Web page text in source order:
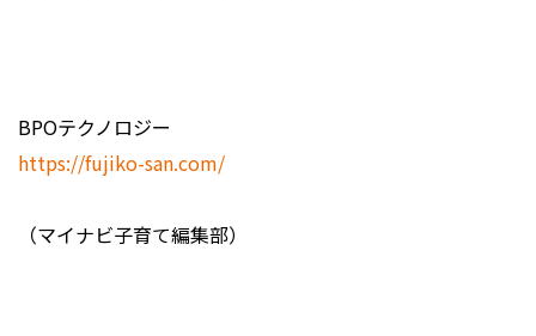
BPOテクノロジー
https://fujiko-san.com/
（マイナビ子育て編集部）